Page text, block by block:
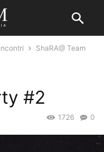
ShaRA@ Team
#2
0
1726